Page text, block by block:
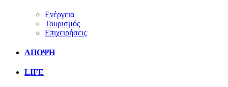
Ενέργεια
Τουρισμός
Επιχειρήσεις
ΑΠΟΨΗ
LIFE